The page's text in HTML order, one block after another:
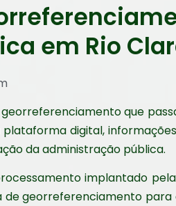
em Rio
que
digital,
da administração pública.
implantado
de georreferenciamento para